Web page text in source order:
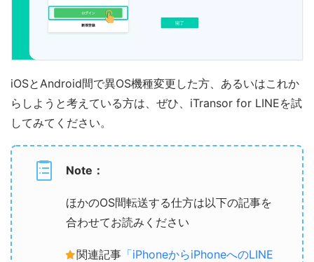
iOSとAndroid間で異OS機種変更した方、あるいはこれか
らしようと考えている方は、ぜひ、iTransor for LINEを試
してみてください。
Note：
ほかのOS間転送する仕方は以下の記事を
合わせてお読みください
関連記事 「iPhoneからiPhoneへのLINE